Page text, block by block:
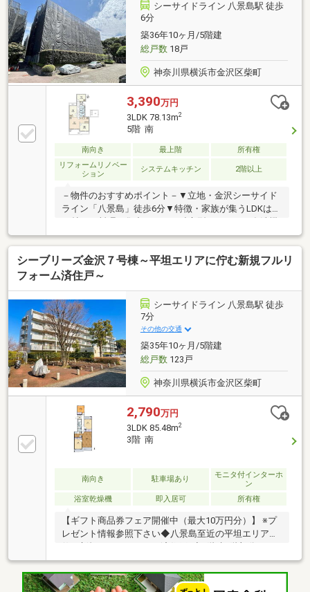
シーサイドライン 八景島駅 徒歩
6分
築36年10ヶ月/5階建
総戸数18戸
神奈川県横浜市金沢区柴町
3,390万円
3LDK 78.13m2
5階 南
南向き 最上階
所有権
リフォームリノベー
ション
システムキッチン 2階以上
－物件のおすすめポイント－▼立地・金沢シーサイド
ライン「八景島」徒歩6分▼特徴・家族が集うLDKは約
16帖・お料理に集中しやすい独立型キッチン、食洗機
搭載・南・北両面バルコニーがLD含む3部屋に面する
設計・水回りに窓有、自然換気しやすい間取り・全居
室に収納有▼2026年6月室内リフォーム内容【交換】
キッチン、UB、洗面化粧台、トイレ 等【貼替】全室
境・ローソン金沢福浦二丁目店 徒歩7分(約530m)■ ご
希望の住まい探しをお手伝いします ━━━━━・・・
物件の詳細・ご相談はお気軽にお問い合わせくださ
い。
シーブリーズ金沢７号棟～平坦エリアに佇む新規フルリ
フォーム済住戸～
シーサイドライン 八景島駅 徒歩
7分
その他の交通
築35年10ヶ月/5階建
総戸数123戸
神奈川県横浜市金沢区柴町
2,790万円
3LDK 85.48m2
3階 南
南向き 駐車場あり
モニタ付インターホ
ン
浴室乾燥機
即入居可 所有権
【ギフト商品券フェア開催中（最大10万円分）】 ※プ
レゼント情報参照下さい◆八景島至近の平坦エリアに
佇む新規フルリフォーム済住戸♪◆5階建3階部分、エ
レベーターは4階に止まります♪◆間取りは各居室余裕
の広さの使いやすい3LDK♪◆南向きですので陽当り良
好です♪◆空室ですのでお気軽にご見学いただけます♪